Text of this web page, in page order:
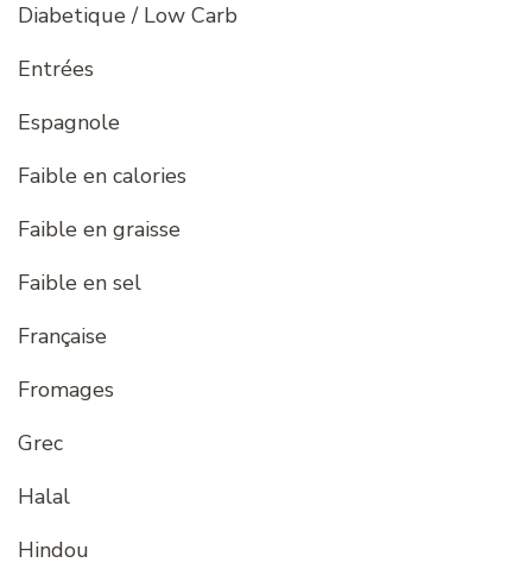
Diabetique / Low Carb
Entrées
Espagnole
Faible en calories
Faible en graisse
Faible en sel
Française
Fromages
Grec
Halal
Hindou